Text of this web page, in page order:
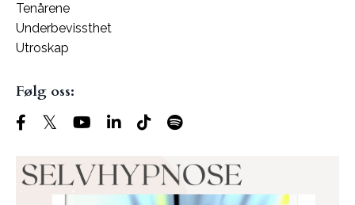
Tenårene
Underbevissthet
Utroskap
Følg oss: